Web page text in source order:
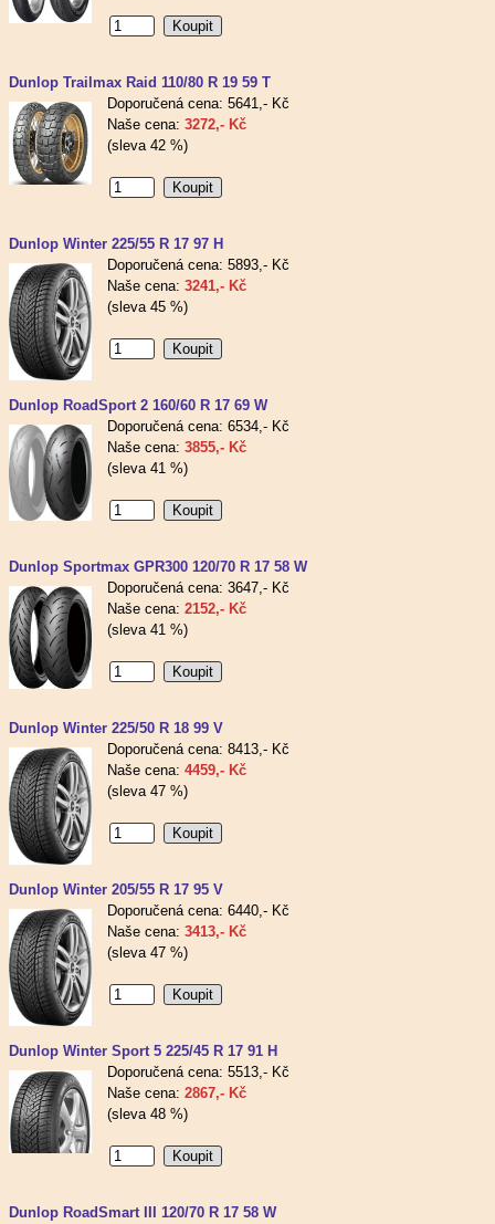
Dunlop Trailmax Raid 110/80 R 19 59 T
Doporučená cena: 5641,- Kč
Naše cena: 3272,- Kč
(sleva 42 %)
Dunlop Winter 225/55 R 17 97 H
Doporučená cena: 5893,- Kč
Naše cena: 3241,- Kč
(sleva 45 %)
Dunlop RoadSport 2 160/60 R 17 69 W
Doporučená cena: 6534,- Kč
Naše cena: 3855,- Kč
(sleva 41 %)
Dunlop Sportmax GPR300 120/70 R 17 58 W
Doporučená cena: 3647,- Kč
Naše cena: 2152,- Kč
(sleva 41 %)
Dunlop Winter 225/50 R 18 99 V
Doporučená cena: 8413,- Kč
Naše cena: 4459,- Kč
(sleva 47 %)
Dunlop Winter 205/55 R 17 95 V
Doporučená cena: 6440,- Kč
Naše cena: 3413,- Kč
(sleva 47 %)
Dunlop Winter Sport 5 225/45 R 17 91 H
Doporučená cena: 5513,- Kč
Naše cena: 2867,- Kč
(sleva 48 %)
Dunlop RoadSmart III 120/70 R 17 58 W